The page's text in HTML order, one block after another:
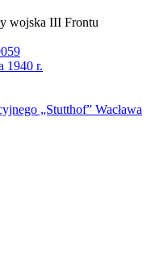
wojska III Frontu
1940 r.
„Stutthof” Wacława